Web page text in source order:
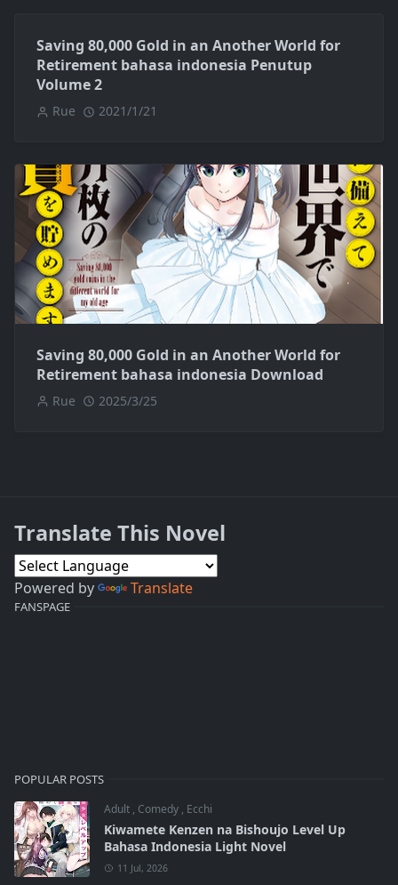
Saving 80,000 Gold in an Another World for
Retirement bahasa indonesia Penutup
Volume 2
Rue 2021/1/21
Saving 80,000 Gold in an Another World for
Retirement bahasa indonesia Download
Rue 2025/3/25
Translate This Novel
Powered by Translate
FANSPAGE
POPULAR POSTS
Adult , Comedy , Ecchi
Kiwamete Kenzen na Bishoujo Level Up
Bahasa Indonesia Light Novel
11 Jul, 2026